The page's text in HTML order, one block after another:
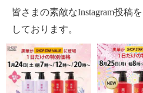
Ｎａ、ユズ 果実エキス、塩化
グリセリルグルコシド、グリ
リロイルグリシン 、α−グルカ
グリセリン、ジラウロイルグ
マルトデキストリン、 テトラ
コルビル、（アクリレーツ／
皆さまの素敵なInstagram投稿
しております。